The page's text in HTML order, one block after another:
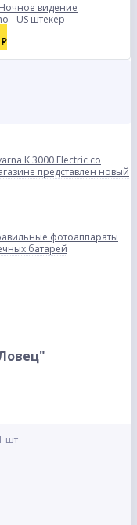
видение
- US штекер
₽
K 3000 Electric со
представлен новый
фотоаппараты
батарей
шт